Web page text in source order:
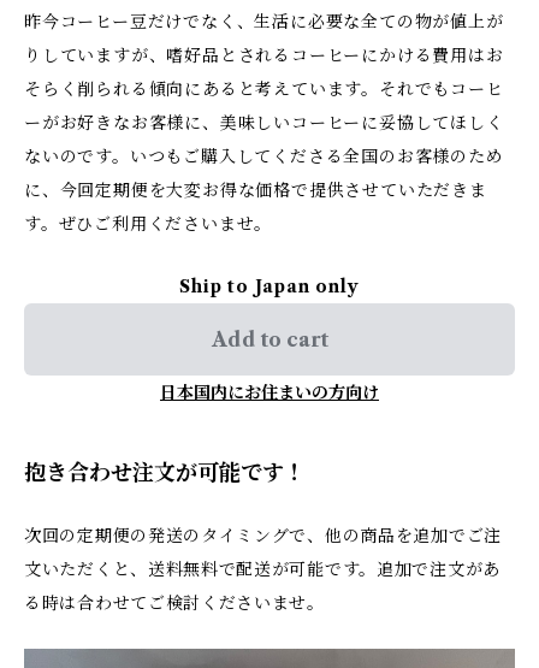
昨今コーヒー豆だけでなく、生活に必要な全ての物が値上が
りしていますが、嗜好品とされるコーヒーにかける費用はお
そらく削られる傾向にあると考えています。それでもコーヒ
ーがお好きなお客様に、美味しいコーヒーに妥協してほしく
ないのです。いつもご購入してくださる全国のお客様のため
に、今回定期便を大変お得な価格で提供させていただきま
す。ぜひご利用くださいませ。
Ship to Japan only
Add to cart
日本国内にお住まいの方向け
抱き合わせ注文が可能です！
次回の定期便の発送のタイミングで、他の商品を追加でご注
文いただくと、送料無料で配送が可能です。追加で注文があ
る時は合わせてご検討くださいませ。